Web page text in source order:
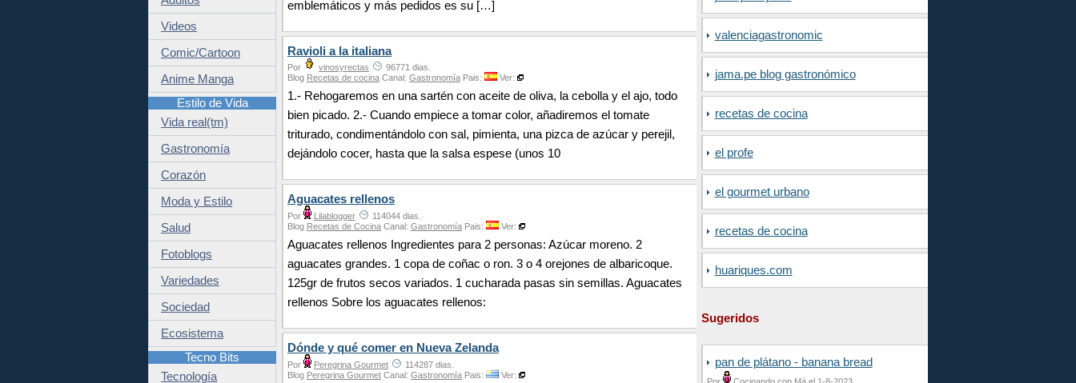
valenciagastronomic
jama.pe blog gastronómico
recetas de cocina
el profe
el gourmet urbano
recetas de cocina
huariques.com
Sugeridos
pan de plátano - banana bread
Por Cocinando con Má el 1-8-2023
emblemáticos y más pedidos es su […]
Ravioli a la italiana
Por vinosyrectas
96771 dias.
Blog Recetas de cocina Canal: Gastronomía Pais: Ver:
1.- Rehogaremos en una sartén con aceite de oliva, la cebolla y el ajo, todo
bien picado. 2.- Cuando empiece a tomar color, añadiremos el tomate
triturado, condimentándolo con sal, pimienta, una pizca de azúcar y perejil,
dejándolo cocer, hasta que la salsa espese (unos 10
Aguacates rellenos
Por Lilablogger
114044 dias.
Blog Recetas de Cocina Canal: Gastronomía Pais: Ver:
Aguacates rellenos Ingredientes para 2 personas: Azúcar moreno. 2
aguacates grandes. 1 copa de coñac o ron. 3 o 4 orejones de albaricoque.
125gr de frutos secos variados. 1 cucharada pasas sin semillas. Aguacates
rellenos Sobre los aguacates rellenos:
Dónde y qué comer en Nueva Zelanda
Por Peregrina Gourmet
114287 dias.
Blog Peregrina Gourmet Canal: Gastronomía Pais: Ver:
Videos
Comic/Cartoon
Anime Manga
Estilo de Vida
Vida real(tm)
Gastronomía
Corazón
Moda y Estilo
Salud
Fotoblogs
Variedades
Sociedad
Ecosistema
Tecno Bits
Tecnología